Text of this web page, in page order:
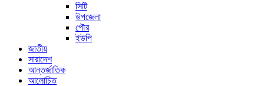
সিটি
উপজেলা
পৌর
ইউপি
জাতীয়
সারাদেশ
আন্তর্জাতিক
আলোচিত